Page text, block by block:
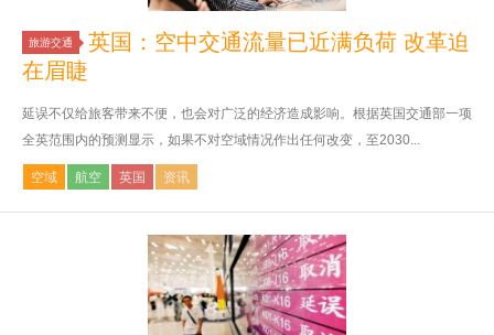
旅游交通
英国：空中交通流量已近满负荷 改革迫
在眉睫
延误不仅给旅客带来不便，也会对广泛的经济造成影响。根据英国交通部一项
全英范围内的预测显示，如果不对空域情况作出任何改变，至2030...
空域 航空 英国 资讯